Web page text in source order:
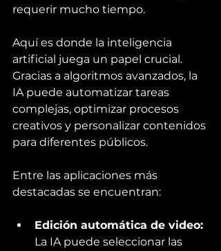
requerir mucho tiempo.
Aquí es donde la inteligencia
artificial juega un papel crucial.
Gracias a algoritmos avanzados, la
IA puede automatizar tareas
complejas, optimizar procesos
creativos y personalizar contenidos
para diferentes públicos.
Entre las aplicaciones más
destacadas se encuentran:
Edición automática de video:
La IA puede seleccionar las